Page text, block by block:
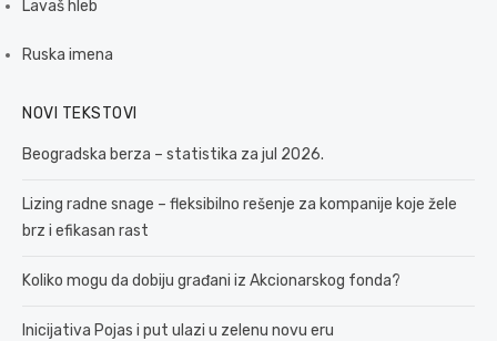
Lavaš hleb
Ruska imena
NOVI TEKSTOVI
Beogradska berza – statistika za jul 2026.
Lizing radne snage – fleksibilno rešenje za kompanije koje žele
brz i efikasan rast
Koliko mogu da dobiju građani iz Akcionarskog fonda?
Inicijativa Pojas i put ulazi u zelenu novu eru